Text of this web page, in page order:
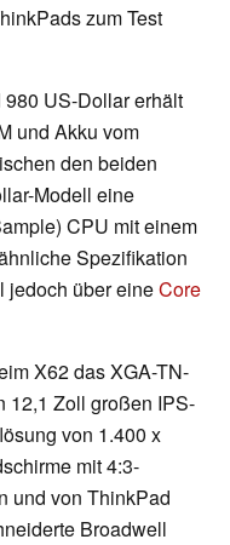
zum Test
US-Dollar erhält
und Akku vom
den beiden
Modell eine
CPU mit einem
Spezifikation
jedoch über eineCore
X62 das XGA-TN-
12,1 Zoll großen IPS-
von 1.400 x
mit 4:3-
und von ThinkPad
Broadwell